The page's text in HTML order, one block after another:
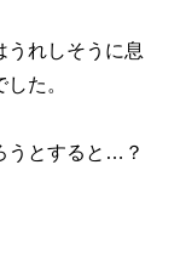
うれしそうに息
た。
うとすると…？